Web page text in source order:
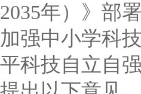
年）》部
强中小学科
科技自立自